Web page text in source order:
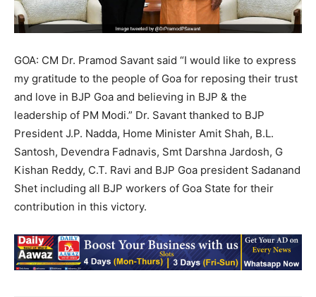
GOA: CM Dr. Pramod Savant said “I would like to express
my gratitude to the people of Goa for reposing their trust
and love in BJP Goa and believing in BJP & the
leadership of PM Modi.” Dr. Savant thanked to BJP
President J.P. Nadda, Home Minister Amit Shah, B.L.
Santosh, Devendra Fadnavis, Smt Darshna Jardosh, G
Kishan Reddy, C.T. Ravi and BJP Goa president Sadanand
Shet including all BJP workers of Goa State for their
contribution in this victory.